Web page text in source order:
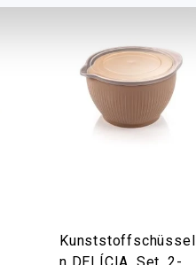
Kunststoffschüssel